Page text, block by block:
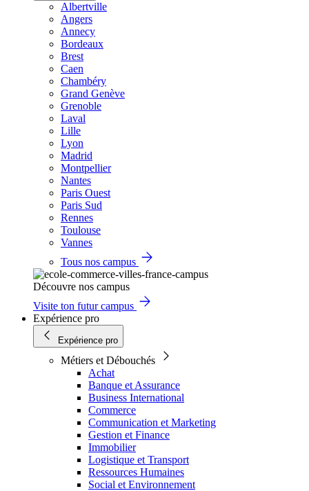
Albertville
Angers
Annecy
Bordeaux
Brest
Caen
Chambéry
Grand Genève
Grenoble
Laval
Lille
Lyon
Madrid
Montpellier
Nantes
Paris Ouest
Paris Sud
Rennes
Toulouse
Vannes
Tous nos campus
Découvre nos campus
Visite ton futur campus
Expérience pro
Expérience pro
Métiers et Débouchés
Achat
Banque et Assurance
Business International
Commerce
Communication et Marketing
Gestion et Finance
Immobilier
Logistique et Transport
Ressources Humaines
Social et Environnement